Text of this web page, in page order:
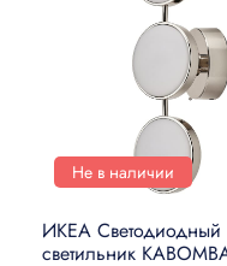
Не в наличии
ИКЕА Светодиодный
светильник